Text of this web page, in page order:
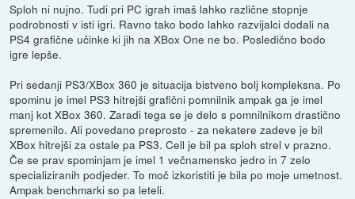
Sploh ni nujno. Tudi pri PC igrah imaš lahko različne stopnje
podrobnosti v isti igri. Ravno tako bodo lahko razvijalci dodali na
PS4 grafične učinke ki jih na XBox One ne bo. Posledično bodo
igre lepše.
Pri sedanji PS3/XBox 360 je situacija bistveno bolj kompleksna. Po
spominu je imel PS3 hitrejši grafični pomnilnik ampak ga je imel
manj kot XBox 360. Zaradi tega se je delo s pomnilnikom drastično
spremenilo. Ali povedano preprosto - za nekatere zadeve je bil
XBox hitrejši za ostale pa PS3. Cell je bil pa sploh strel v prazno.
Če se prav spominjam je imel 1 večnamensko jedro in 7 zelo
specializiranih podjeder. To moč izkoristiti je bila po moje umetnost.
Ampak benchmarki so pa leteli.